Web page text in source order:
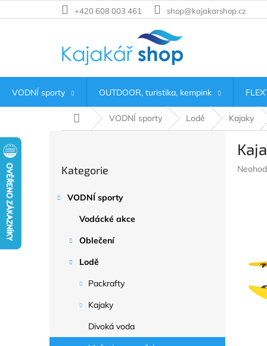
na
+420 608 003 461 shop@kajakarshop.cz
VODNÍ sporty OUTDOOR, turistika, kempink
Domů VODNÍ sporty Lodě Kajaky
kategorie
Kategorie
VODNÍ sporty
Vodácké akce
Oblečení
Lodě
Packrafty
Kajaky
Divoká voda